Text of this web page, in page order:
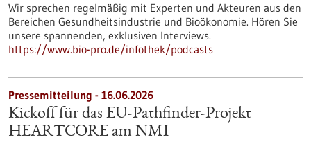
Wir sprechen regelmäßig mit Experten und Akteuren aus den
Bereichen Gesundheitsindustrie und Bioökonomie. Hören Sie
unsere spannenden, exklusiven Interviews.
https://www.bio-pro.de/infothek/podcasts
Pressemitteilung - 16.06.2026
Kickoff für das EU-Pathfinder-Projekt
HEARTCORE am NMI